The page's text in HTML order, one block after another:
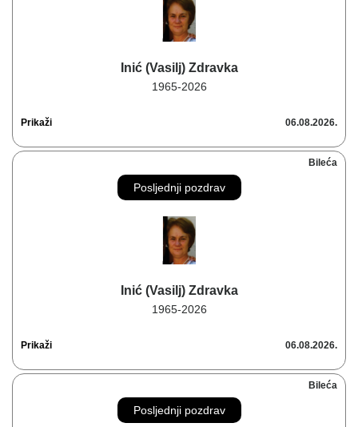
Inić (Vasilj) Zdravka
1965-2026
Prikaži 06.08.2026.
Bileća
Posljednji pozdrav
Inić (Vasilj) Zdravka
1965-2026
Prikaži 06.08.2026.
Bileća
Posljednji pozdrav